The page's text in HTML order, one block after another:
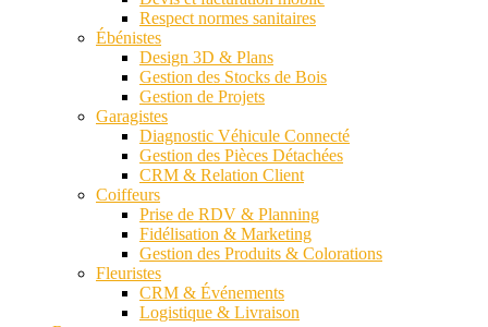
Respect normes sanitaires
Ébénistes
Design 3D & Plans
Gestion des Stocks de Bois
Gestion de Projets
Garagistes
Diagnostic Véhicule Connecté
Gestion des Pièces Détachées
CRM & Relation Client
Coiffeurs
Prise de RDV & Planning
Fidélisation & Marketing
Gestion des Produits & Colorations
Fleuristes
CRM & Événements
Logistique & Livraison